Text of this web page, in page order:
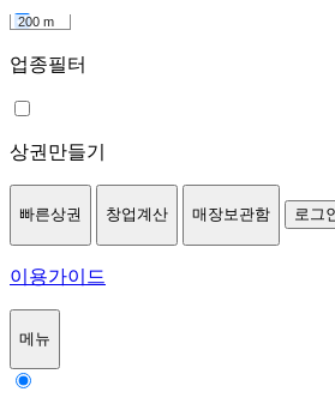
200 m
업종필터
상권만들기
빠른상권 창업계산 매장보관함 로그
이용가이드
메뉴